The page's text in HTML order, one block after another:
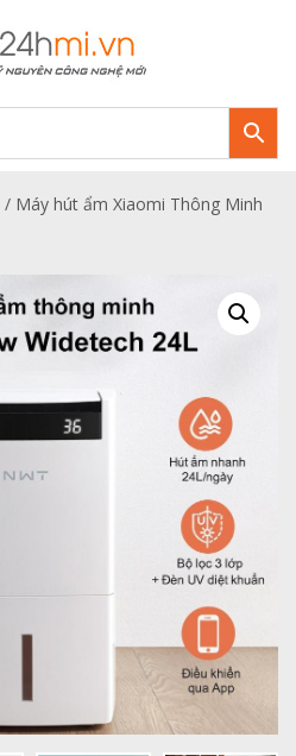
/ Máy hút ẩm Xiaomi Thông Minh